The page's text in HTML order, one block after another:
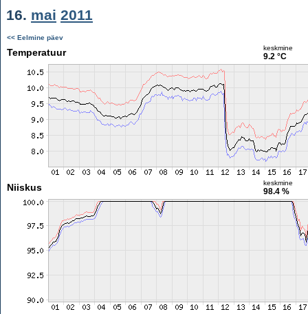
16. mai 2011
<< Eelmine päev
Temperatuur keskmine
9.2 °C
Niiskus keskmine
98.4 %